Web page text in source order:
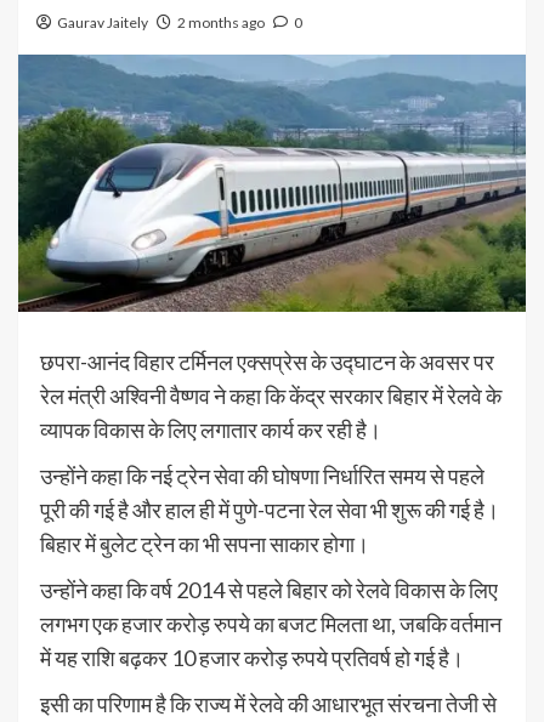
Gaurav Jaitely 2 months ago 0
छपरा-आनंद विहार टर्मिनल एक्सप्रेस के उद्घाटन के अवसर पर
रेल मंत्री अश्विनी वैष्णव ने कहा कि केंद्र सरकार बिहार में रेलवे के
व्यापक विकास के लिए लगातार कार्य कर रही है।
उन्होंने कहा कि नई ट्रेन सेवा की घोषणा निर्धारित समय से पहले
पूरी की गई है और हाल ही में पुणे-पटना रेल सेवा भी शुरू की गई है।
बिहार में बुलेट ट्रेन का भी सपना साकार होगा।
उन्होंने कहा कि वर्ष 2014 से पहले बिहार को रेलवे विकास के लिए
लगभग एक हजार करोड़ रुपये का बजट मिलता था, जबकि वर्तमान
में यह राशि बढ़कर 10 हजार करोड़ रुपये प्रतिवर्ष हो गई है।
इसी का परिणाम है कि राज्य में रेलवे की आधारभूत संरचना तेजी से